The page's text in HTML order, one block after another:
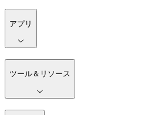
アプリ
ツール＆リソース